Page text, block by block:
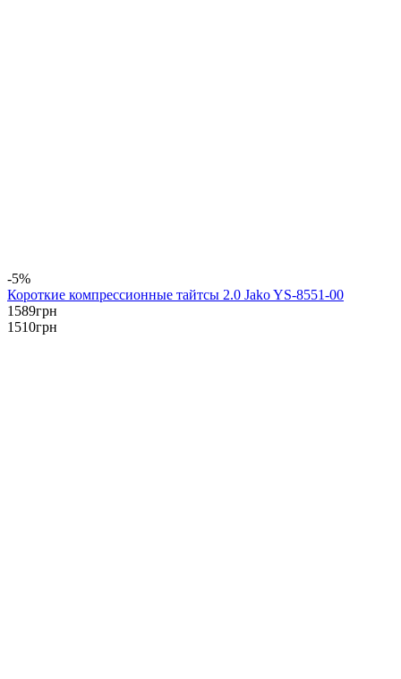
-5%
Короткие компрессионные тайтсы 2.0 Jako YS-8551-00
1589грн
1510грн